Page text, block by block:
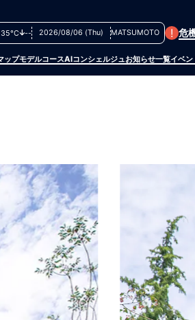
ップモデルコースAIコンシェルジュお知らせ一覧イベン
35°C -- 2026/08/06 (Thu) MATSUMOTO ! 危